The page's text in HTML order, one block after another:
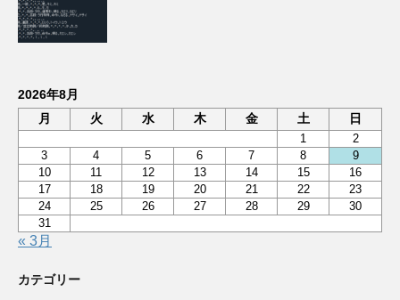
2026年8月
月
火 水 木 金 土 日
1
2
3
4 5 6 7 8
9
10
11 12 13 14 15
16
17
18 19 20 21 22
23
24
25 26 27 28 29
30
31
« 3月
カテゴリー